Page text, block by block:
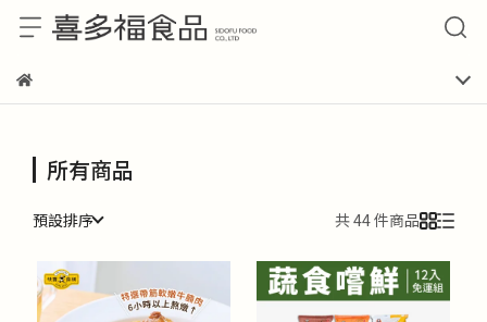
所有商品
預設排序 共 44 件商品